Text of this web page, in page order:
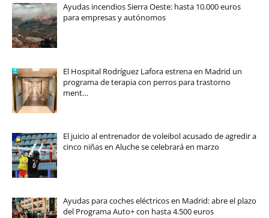
Ayudas incendios Sierra Oeste: hasta 10.000 euros
para empresas y autónomos
El Hospital Rodríguez Lafora estrena en Madrid un
programa de terapia con perros para trastorno
ment…
El juicio al entrenador de voleibol acusado de agredir a
cinco niñas en Aluche se celebrará en marzo
Ayudas para coches eléctricos en Madrid: abre el plazo
del Programa Auto+ con hasta 4.500 euros